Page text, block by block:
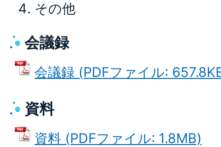
その他
会議録
会議録 (PDFファイル:
資料
資料 (PDFファイル: 1.8MB)